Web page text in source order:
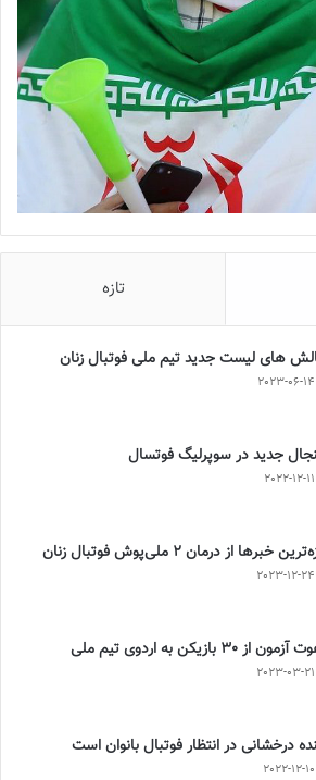
تازه
هاى ليست جدید تيم ملى فوتبال زنان
2023-06-14
جدید در سوپرلیگ فوتسال
2022-12-11
خبرها از درمان ۲ ملی‌پوش فوتبال زنان
2023-12-24
از 30 بازیکن به اردوی تیم ملی
2023-03-21
درخشانی در انتظار فوتبال بانوان است
2022-12-10